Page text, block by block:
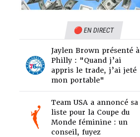
🔴 EN DIRECT
Jaylen Brown présenté à
Philly : "Quand j’ai
appris le trade, j’ai jeté
mon portable"
Team USA a annoncé sa
liste pour la Coupe du
Monde féminine : un
conseil, fuyez